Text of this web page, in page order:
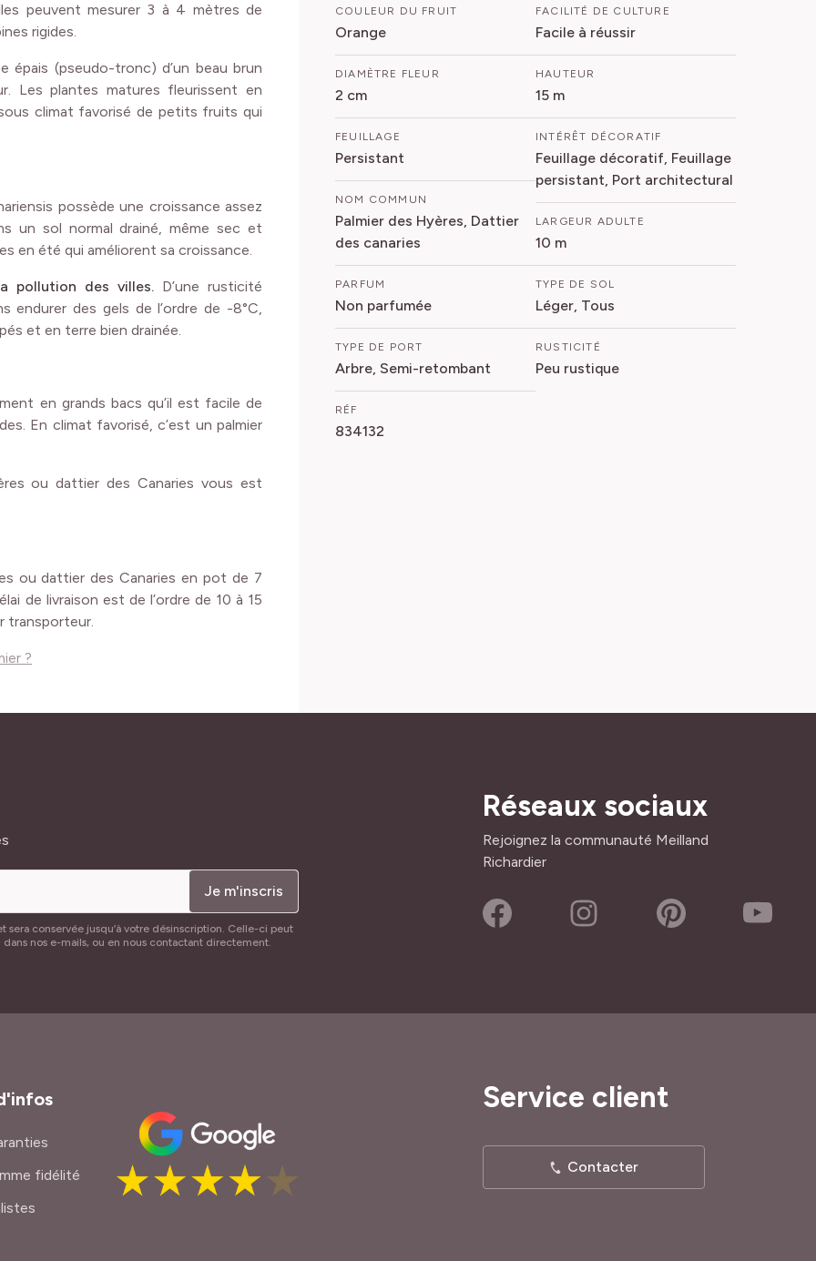
peuvent mesurer 3 à 4 mètres de
rigides.
épais (pseudo-tronc) d’un beau brun
Les plantes matures fleurissent en
climat favorisé de petits fruits qui
possède une croissance assez
un sol normal drainé, même sec et
en été qui améliorent sa croissance.
pollution des villes. D’une rusticité
endurer des gels de l’ordre de -8°C,
et en terre bien drainée.
en grands bacs qu’il est facile de
En climat favorisé, c’est un palmier
ou dattier des Canaries vous est
ou dattier des Canaries en pot de 7
de livraison est de l’ordre de 10 à 15
transporteur.
?
COULEUR DU FRUIT
Orange
DIAMÈTRE FLEUR
2 cm
FEUILLAGE
Persistant
NOM COMMUN
Palmier des Hyères, Dattier
des canaries
PARFUM
Non parfumée
TYPE DE PORT
Arbre, Semi-retombant
RÉF
834132
FACILITÉ DE CULTURE
Facile à réussir
HAUTEUR
15 m
INTÉRÊT DÉCORATIF
Feuillage décoratif, Feuillage
persistant, Port architectural
LARGEUR ADULTE
10 m
TYPE DE SOL
Léger, Tous
RUSTICITÉ
Peu rustique
Je m'inscris
conservée jusqu’à votre désinscription. Celle-ci peut
nos e-mails, ou en nous contactant directement.
Réseaux sociaux
Rejoignez la communauté Meilland
Richardier
fidélité
Service client
Contacter